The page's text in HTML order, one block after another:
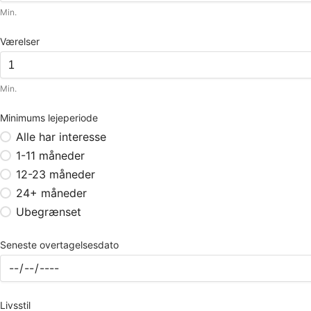
Min.
Værelser
Min.
Minimums lejeperiode
Alle har interesse
1-11 måneder
12-23 måneder
24+ måneder
Ubegrænset
Seneste overtagelsesdato
Livsstil